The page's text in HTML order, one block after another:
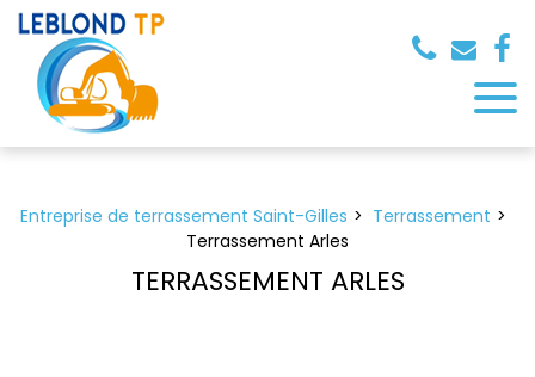
Entreprise de terrassement Saint-Gilles
Terrassement
Terrassement Arles
TERRASSEMENT ARLES
Panneau de gestion des cookies